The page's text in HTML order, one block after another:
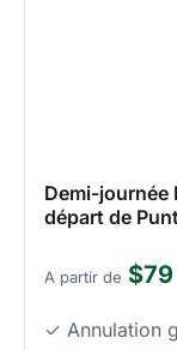
Demi-journée
départ de
A partir de $79
✓ Annulation